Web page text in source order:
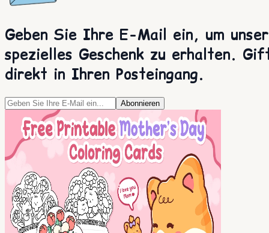
Geben Sie Ihre E-Mail ein, um unser
spezielles Geschenk zu erhalten.
direkt in Ihren Posteingang.
Abonnieren